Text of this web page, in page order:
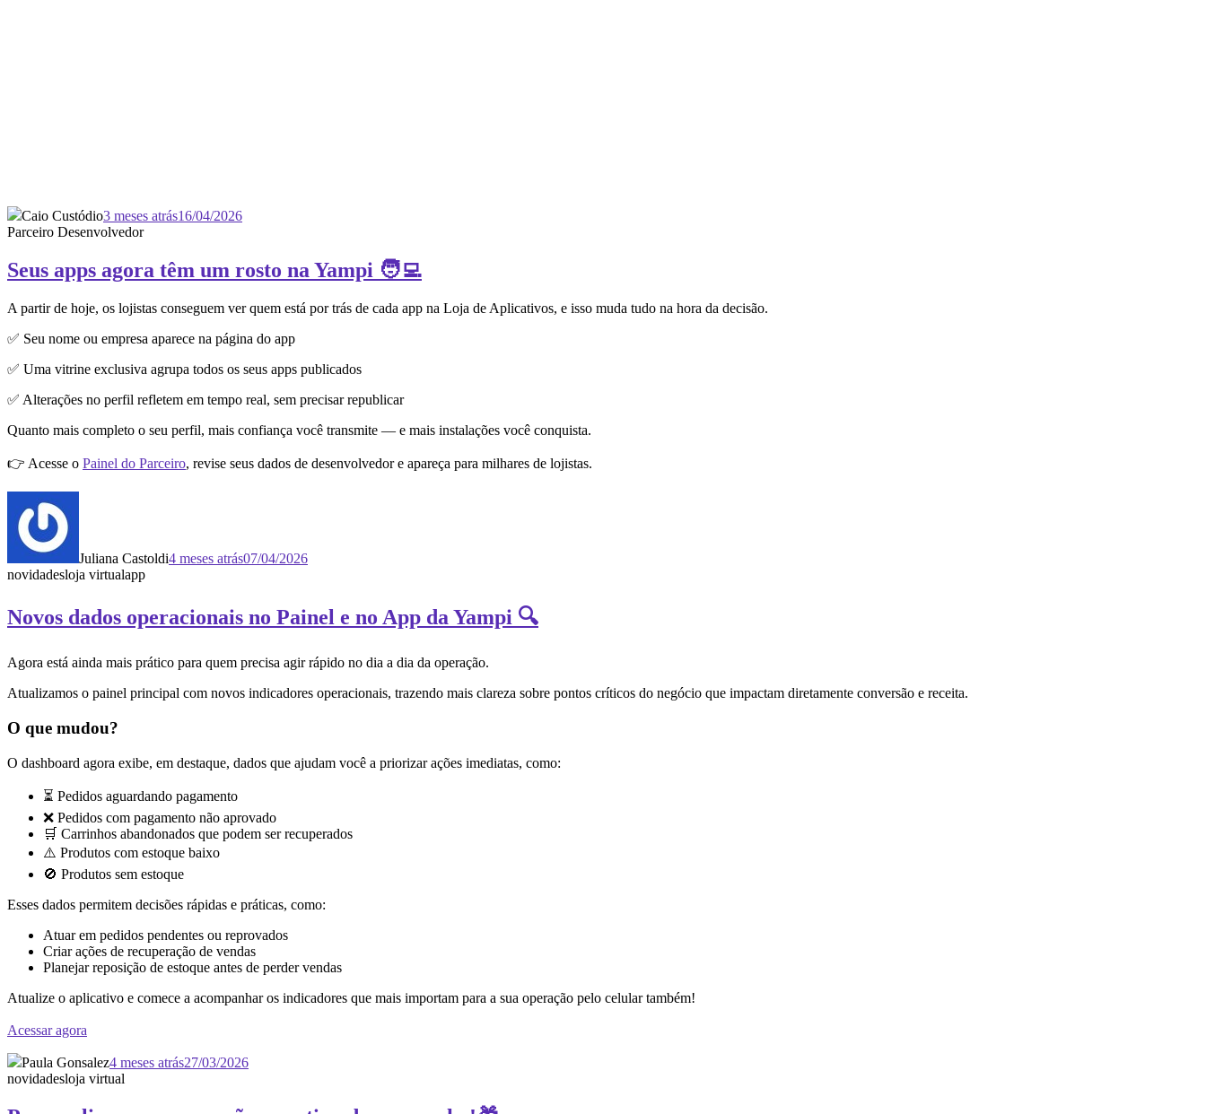
Caio Custódio3 meses atrás16/04/2026
Parceiro Desenvolvedor
Seus apps agora têm um rosto na Yampi 🧑‍💻
A partir de hoje, os lojistas conseguem ver quem está por trás de cada app na Loja de Aplicativos, e isso muda tudo na hora da decisão.
✅ Seu nome ou empresa aparece na página do app
✅ Uma vitrine exclusiva agrupa todos os seus apps publicados
✅ Alterações no perfil refletem em tempo real, sem precisar republicar
Quanto mais completo o seu perfil, mais confiança você transmite — e mais instalações você conquista.
👉 Acesse o Painel do Parceiro, revise seus dados de desenvolvedor e apareça para milhares de lojistas.
Juliana Castoldi4 meses atrás07/04/2026
novidadesloja virtualapp
Novos dados operacionais no Painel e no App da Yampi 🔍
Agora está ainda mais prático para quem precisa agir rápido no dia a dia da operação.
Atualizamos o painel principal com novos indicadores operacionais, trazendo mais clareza sobre pontos críticos do negócio que impactam diretamente conversão e receita.
O que mudou?
O dashboard agora exibe, em destaque, dados que ajudam você a priorizar ações imediatas, como:
⏳ Pedidos aguardando pagamento
❌ Pedidos com pagamento não aprovado
🛒 Carrinhos abandonados que podem ser recuperados
⚠️ Produtos com estoque baixo
🚫 Produtos sem estoque
Esses dados permitem decisões rápidas e práticas, como:
Atuar em pedidos pendentes ou reprovados
Criar ações de recuperação de vendas
Planejar reposição de estoque antes de perder vendas
Atualize o aplicativo e comece a acompanhar os indicadores que mais importam para a sua operação pelo celular também!
Acessar agora
Paula Gonsalez4 meses atrás27/03/2026
novidadesloja virtual